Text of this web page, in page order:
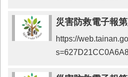
災害防救電子報
https://